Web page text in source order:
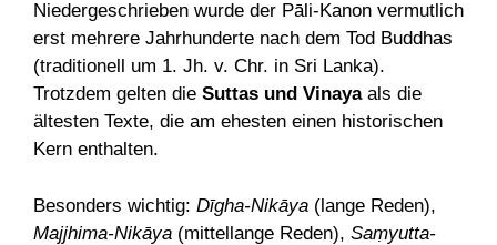
Niedergeschrieben wurde der Pāli-Kanon vermutlich
erst mehrere Jahrhunderte nach dem Tod Buddhas
(traditionell um 1. Jh. v. Chr. in Sri Lanka).
Trotzdem gelten die Suttas und Vinayaals die
ältesten Texte, die am ehesten einen historischen
Kern enthalten.
Besonders wichtig: Dīgha-Nikāya (lange Reden),
Majjhima-Nikāya (mittellange Reden), Saṃyutta-